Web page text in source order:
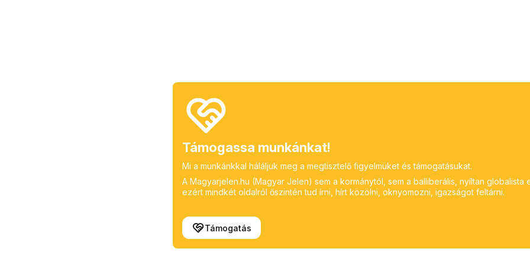
Támogassa munkánkat!
Mi a munkánkkal háláljuk meg a megtisztelő figyelmüket és támogatásukat.
A Magyarjelen.hu (Magyar Jelen) sem a kormánytól, sem a balliberális, nyíltan globalista
ezért mindkét oldalról őszintén tud írni, hírt közölni, oknyomozni, igazságot feltárni.
Támogatás